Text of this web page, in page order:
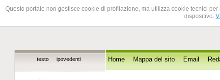
Questo portale non gestisce cookie di profilazione, ma utilizza cookie tecnici
dispositivo.
testo ipovedenti Home Mappa del sito Email